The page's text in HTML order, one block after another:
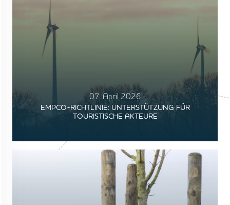
07. April 2026
EMPCO-RICHTLINIE: UNTERSTÜTZUNG FÜR
TOURISTISCHE AKTEURE